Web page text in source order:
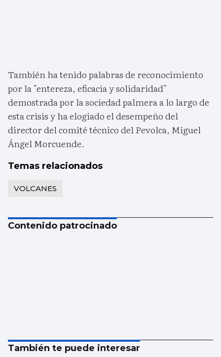
También ha tenido palabras de reconocimiento
por la "entereza, eficacia y solidaridad"
demostrada por la sociedad palmera a lo largo de
esta crisis y ha elogiado el desempeño del
director del comité técnico del Pevolca, Miguel
Ángel Morcuende.
Temas relacionados
VOLCANES
Contenido patrocinado
También te puede interesar